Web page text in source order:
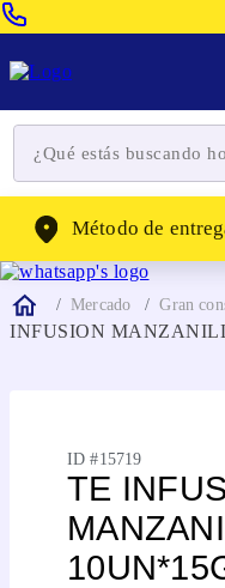
WhatsApp: (302) 262-4104
Método de
Mercado Gran
INFUSION
ID #15719
TE